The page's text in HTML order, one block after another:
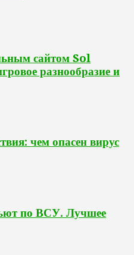
сайтом Sol
разнообразие и
чем опасен вирус
по ВСУ. Лучшее